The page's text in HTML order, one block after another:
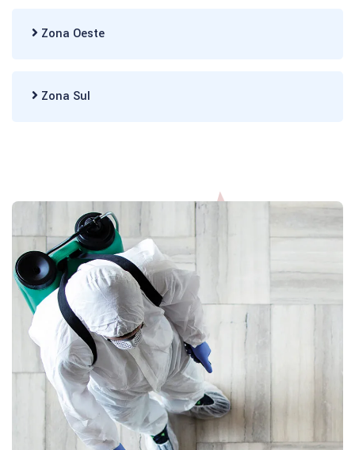
Zona Oeste
Zona Sul